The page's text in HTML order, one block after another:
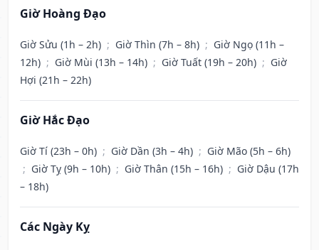
Giờ Hoàng Đạo
Giờ Sửu (1h – 2h) ; Giờ Thìn (7h – 8h) ; Giờ Ngọ (11h –
12h) ; Giờ Mùi (13h – 14h) ; Giờ Tuất (19h – 20h) ; Giờ
Hợi (21h – 22h)
Giờ Hắc Đạo
Giờ Tí (23h – 0h) ; Giờ Dần (3h – 4h) ; Giờ Mão (5h – 6h)
; Giờ Tỵ (9h – 10h) ; Giờ Thân (15h – 16h) ; Giờ Dậu (17h
– 18h)
Các Ngày Kỵ